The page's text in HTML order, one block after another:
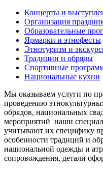
Концерты и
Организация
Образовательные
Ярмарки и этнофесты
Этнотуризм и
Традиции и обряды
Спортивные
Национальные кухни
Мы оказываем услуги по
проведению
обрядов, национальных
мероприятий наши
учитывают их специфику
особенности традиций и
национальной одежды и
сопровождения, детали